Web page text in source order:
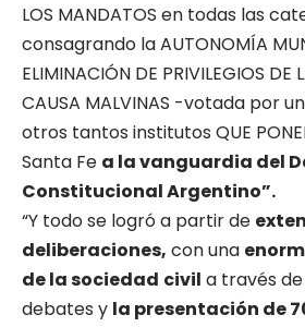
LOS MANDATOS en todas las
consagrando la AUTONOMÍA
ELIMINACIÓN DE PRIVILEGIOS DE
CAUSA MALVINAS -votada por
otros tantos institutos QUE
Santa Fe a la vanguardia del
Constitucional Argentino”.
“Y todo se logró a partir de
deliberaciones, con una
de la sociedad civil a través
debates y la presentación de